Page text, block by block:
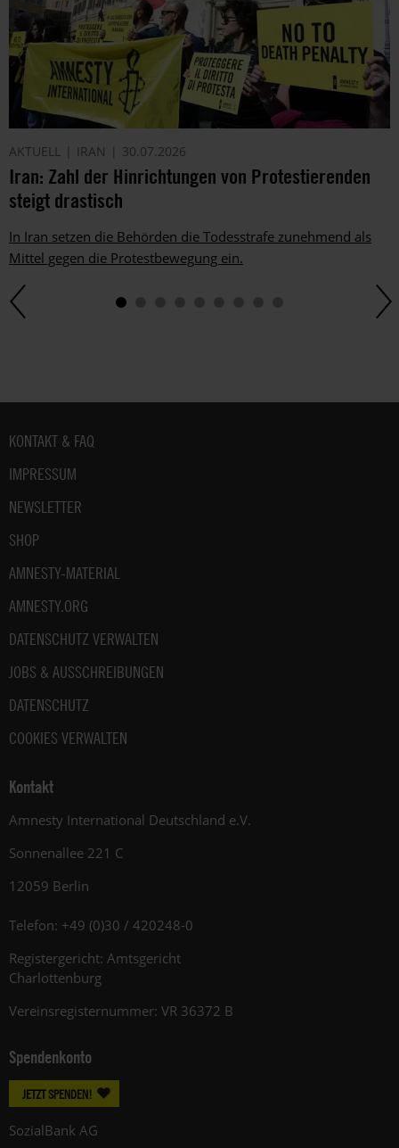
AKTUELL IRAN 30.07.2026
Iran: Zahl der Hinrichtungen von Protestierenden
steigt drastisch
In Iran setzen die Behörden die Todesstrafe zunehmend als
Mittel gegen die Protestbewegung ein.
Fußbereich
KONTAKT & FAQ
IMPRESSUM
NEWSLETTER
SHOP
AMNESTY-MATERIAL
AMNESTY.ORG
DATENSCHUTZ VERWALTEN
JOBS & AUSSCHREIBUNGEN
DATENSCHUTZ
COOKIES VERWALTEN
Kontakt
Amnesty International Deutschland e.V.
Sonnenallee 221 C
12059 Berlin
Telefon: +49 (0)30 / 420248-0
Registergericht: Amtsgericht
Charlottenburg
Vereinsregisternummer: VR 36372 B
Spendenkonto
JETZT SPENDEN!
SozialBank AG